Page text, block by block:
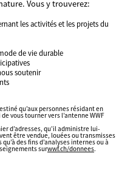
Vous y trouverez:
les activités et les projets du
de vie durable
soutenir
qu’aux personnes résidant en
vous tourner vers l’antenne WWF
d’adresses, qu’il administre lui-
être vendue, louées ou transmisses
des fins d’analyses internes ou à
surwwf.ch/donnees.